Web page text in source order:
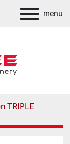
menu
TRIPLE